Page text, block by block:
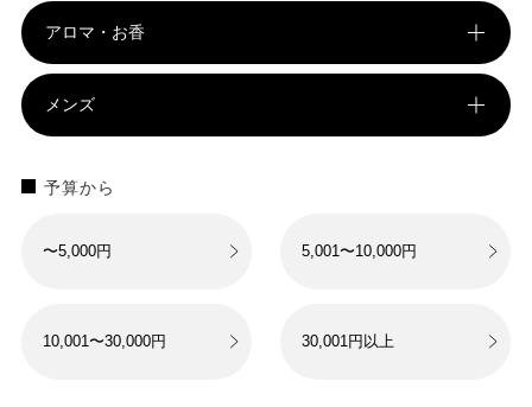
アロマ・お香
メンズ
予算から
〜5,000円 5,001〜10,000円
10,001〜30,000円 30,001円以上